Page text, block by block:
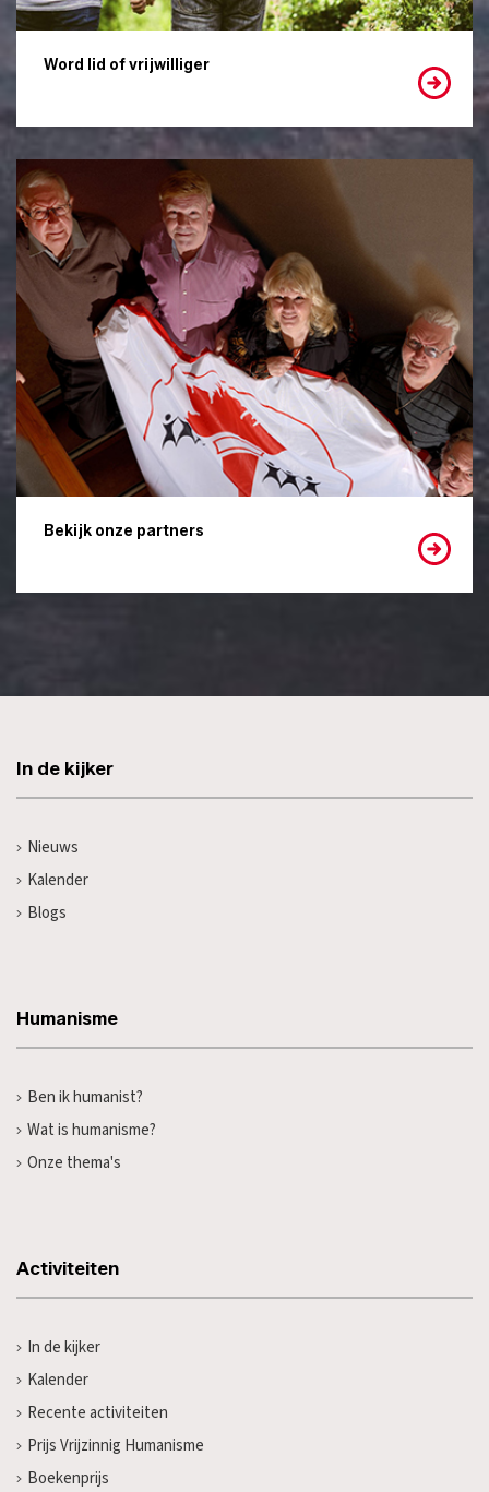
Word lid of vrijwilliger
Bekijk onze partners
In de kijker
Nieuws
Kalender
Blogs
Humanisme
Ben ik humanist?
Wat is humanisme?
Onze thema's
Activiteiten
In de kijker
Kalender
Recente activiteiten
Prijs Vrijzinnig Humanisme
Boekenprijs